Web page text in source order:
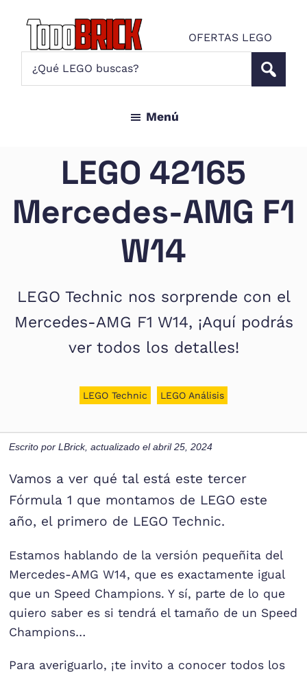
contenido
principal
página
Brick
OFERTAS LEGO
Noticias
amantes
Menú
LEGO 42165
Mercedes-AMG F1
W14
LEGO Technic nos sorprende con el
Mercedes-AMG F1 W14, ¡Aquí podrás
ver todos los detalles!
LEGO Technic LEGO Análisis
Escrito porLBrick, actualizado elabril 25, 2024
Vamos a ver qué tal está este tercer
Fórmula 1 que montamos de LEGO este
año, el primero de LEGO Technic.
Estamos hablando de la versión pequeñita del
Mercedes-AMG W14, que es exactamente igual
que un Speed Champions. Y sí, parte de lo que
quiero saber es si tendrá el tamaño de un Speed
Champions…
Para averiguarlo, ¡te invito a conocer todos los